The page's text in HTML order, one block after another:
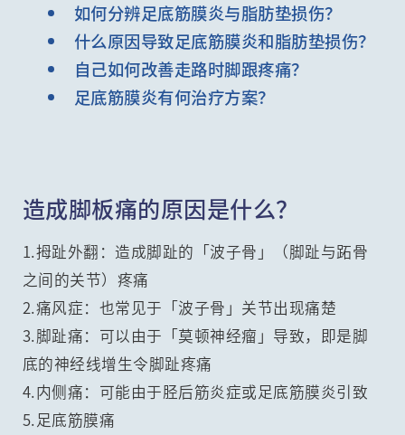
如何分辨足底筋膜炎与脂肪垫损伤？
什么原因导致足底筋膜炎和脂肪垫损伤？
自己如何改善走路时脚跟疼痛？
足底筋膜炎有何治疗方案？
造成脚板痛的原因是什么？
1.拇趾外翻：造成脚趾的「波子骨」（脚趾与跖骨
之间的关节）疼痛
2.痛风症：也常见于「波子骨」关节出现痛楚
3.脚趾痛：可以由于「莫顿神经瘤」导致，即是脚
底的神经线增生令脚趾疼痛
4.内侧痛：可能由于胫后筋炎症或足底筋膜炎引致
5.足底筋膜痛